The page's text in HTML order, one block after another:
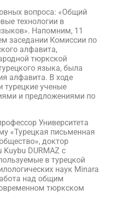
вопроса: «Общий
технологии в
Напомним, 11
заседании Комиссии по
алфавита,
тюркской
языка, была
алфавита. В ходе
турецкие ученые
и предложениями по
Университета
«Турецкая письменная
доктор
Kuybu DURMAZ с
в турецкой
наук Minara
над общим
тюркском